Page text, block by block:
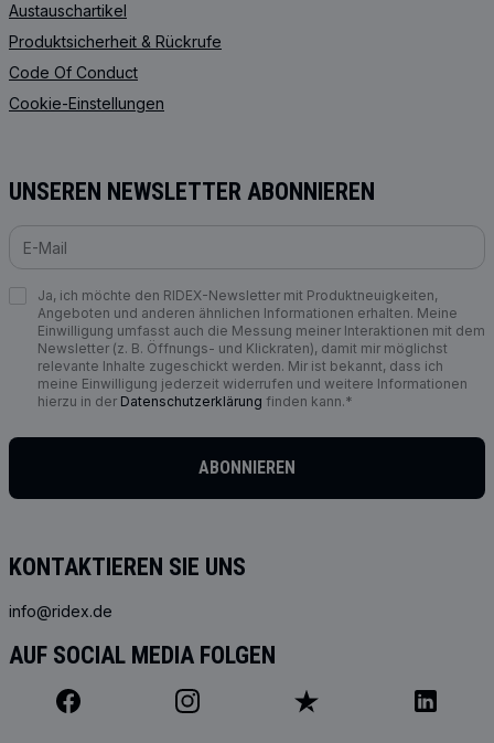
Austauschartikel
Produktsicherheit & Rückrufe
Code Of Conduct
Cookie-Einstellungen
KONTAKTIEREN SIE UNS
info@ridex.de
AUF SOCIAL MEDIA FOLGEN
UNSEREN NEWSLETTER ABONNIEREN
Ja, ich möchte den RIDEX-Newsletter mit Produktneuigkeiten,
Angeboten und anderen ähnlichen Informationen erhalten. Meine
Einwilligung umfasst auch die Messung meiner Interaktionen mit dem
Newsletter (z. B. Öffnungs- und Klickraten), damit mir möglichst
relevante Inhalte zugeschickt werden. Mir ist bekannt, dass ich
meine Einwilligung jederzeit widerrufen und weitere Informationen
hierzu in der Datenschutzerklärung finden kann.*
ABONNIEREN